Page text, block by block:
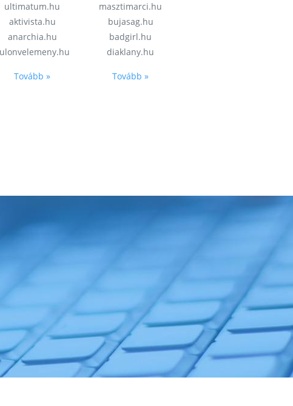
ultimatum.hu
aktivista.hu
anarchia.hu
Tovább »
masztimarci.hu
bujasag.hu
badgirl.hu
diaklany.hu
Tovább »